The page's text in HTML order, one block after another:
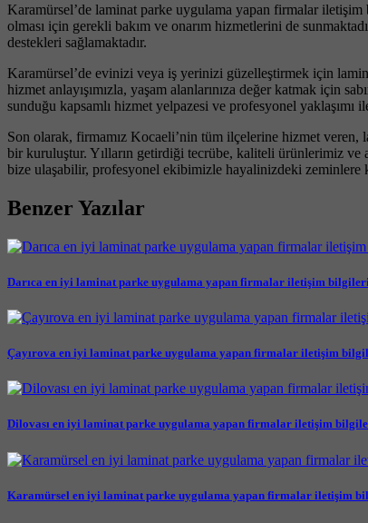
Karamürsel’de laminat parke uygulama yapan firmalar iletişim
olması için gerekli bakım ve onarım hizmetlerini de
destekleri sağlamaktadır.
Karamürsel’de evinizi veya iş yerinizi güzelleştirmek için
hizmet anlayışımızla, yaşam alanlarınıza değer katmak için
sunduğu kapsamlı hizmet yelpazesi ve profesyonel yaklaşımı
Son olarak, firmamız Kocaeli’nin tüm ilçelerine hizmet veren,
bir kuruluştur. Yılların getirdiği tecrübe, kaliteli ürünlerimiz ve
bize ulaşabilir, profesyonel ekibimizle hayalinizdeki zeminlere
Benzer Yazılar
Darıca en iyi laminat parke uygulama yapan firmalar iletişim
Çayırova en iyi laminat parke uygulama yapan firmalar iletişim
Dilovası en iyi laminat parke uygulama yapan firmalar iletişim
Karamürsel en iyi laminat parke uygulama yapan firmalar iletişim